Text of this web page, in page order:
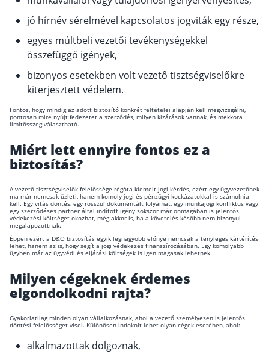
jó hírnév sérelmével kapcsolatos jogviták egy része,
egyes múltbeli vezetői tevékenységekkel
összefüggő igények,
bizonyos esetekben volt vezető tisztségviselőkre
kiterjesztett védelem.
Fontos, hogy mindig az adott biztosító konkrét feltételei alapján kell megvizsgálni,
pontosan mire nyújt fedezetet a szerződés, milyen kizárások vannak, és mekkora
limitösszeg választható.
Miért lett ennyire fontos ez a
biztosítás?
A vezető tisztségviselők felelőssége régóta kiemelt jogi kérdés, ezért egy ügyvezetőnek
ma már nemcsak üzleti, hanem komoly jogi és pénzügyi kockázatokkal is számolnia
kell. Egy vitás döntés, egy rosszul dokumentált folyamat, egy munkajogi konfliktus vagy
egy szerződéses partner által indított igény sokszor már önmagában is jelentős
védekezési költséget okozhat, még akkor is, ha a követelés később nem bizonyul
megalapozottnak.
Éppen ezért a D&O biztosítás egyik legnagyobb előnye nemcsak a tényleges kártérítés
lehet, hanem az is, hogy segít a jogi védekezés finanszírozásában. Egy komolyabb
ügyben már az ügyvédi és eljárási költségek is igen magasak lehetnek.
Milyen cégeknek érdemes
elgondolkodni rajta?
Gyakorlatilag minden olyan vállalkozásnak, ahol a vezető személyesen is jelentős
döntési felelősséget visel. Különösen indokolt lehet olyan cégek esetében, ahol:
alkalmazottak dolgoznak,